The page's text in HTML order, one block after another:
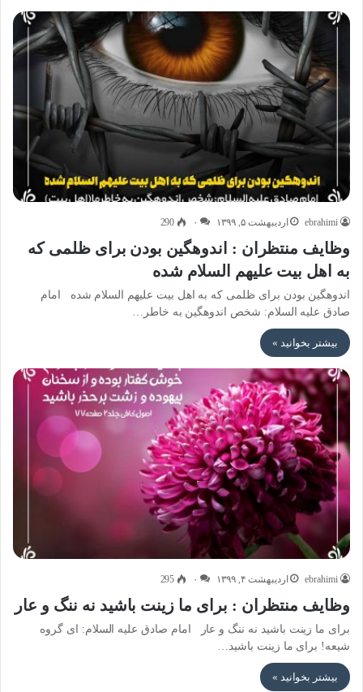
ebrahimi اردیبهشت ۵, ۱۳۹۹ ۰ 290
وظایف منتظران : اندوهگین بودن برای ظلمی که
به اهل بیت علیهم السلام شده
اندوهگین بودن برای ظلمی که به اهل بیت علیهم السلام شده امام
صادق علیه السلام: شخص اندوهگین به خاطر…
بیشتر بخوانید »
ebrahimi اردیبهشت ۴, ۱۳۹۹ ۰ 295
وظایف منتظران : برای ما زینت باشید نه ننگ و عار
برای ما زینت باشید نه ننگ و عار امام صادق علیه السلام: ای گروه
شیعه! برای ما زینت باشید…
بیشتر بخوانید »